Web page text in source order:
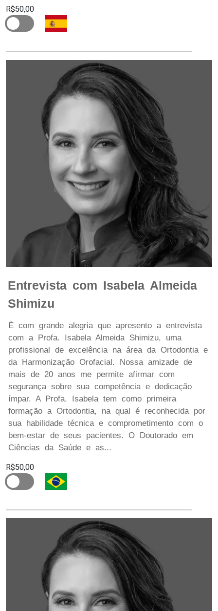
R$50,00
Entrevista com Isabela Almeida
Shimizu
É com grande alegria que apresento a entrevista
com a Profa. Isabela Almeida Shimizu, uma
profissional de excelência na área da Ortodontia e
da Harmonização Orofacial. Nossa amizade de
mais de 20 anos me permite afirmar com
segurança sobre sua competência e dedicação
ímpar. A Profa. Isabela tem como primeira
formação a Ortodontia, na qual é reconhecida por
sua habilidade técnica e comprometimento com o
bem-estar de seus pacientes. O Doutorado em
Ciências da Saúde e as...
R$50,00